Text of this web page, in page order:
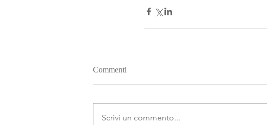
Commenti
Scrivi un commento...